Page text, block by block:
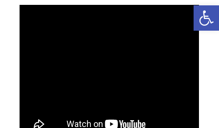
פתח סרגל נגישות